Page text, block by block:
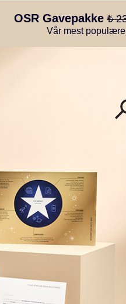
OSR Gavepakke₺
Vår mest